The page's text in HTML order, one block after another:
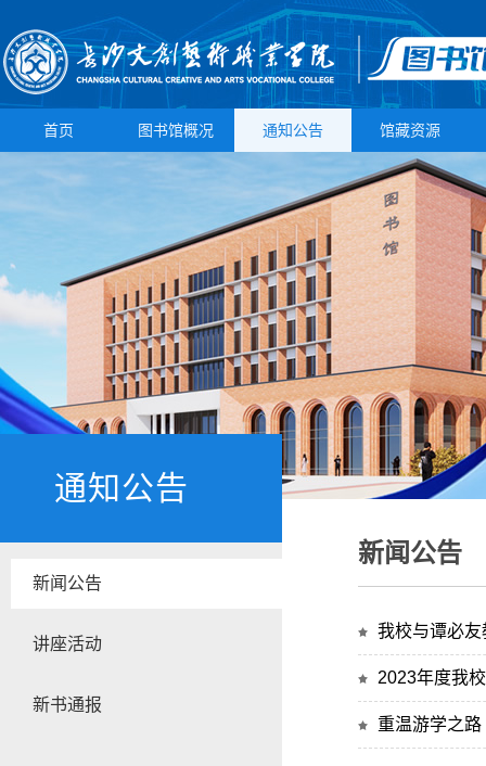
首页 图书馆概况 通知公告 馆藏资源
通知公告
新闻公告
讲座活动
新书通报
新闻公告
我校与谭必
2023年度我
重温游学之